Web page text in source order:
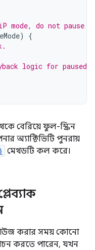
do not pause
)
{
logic for paused
বেরিয়ে ফুল-স্ক্রিন
অ্যাক্টিভিটি পুনরায়
মেথডটি কল করে।
করার সময় কোনো
করতে পারেন, যখন